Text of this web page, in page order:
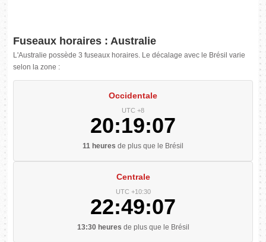
Fuseaux horaires : Australie
L'Australie possède 3 fuseaux horaires. Le décalage avec le Brésil varie
selon la zone :
Occidentale
UTC +8
20:19:08
11 heures de plus que le Brésil
Centrale
UTC +10:30
22:49:08
13:30 heures de plus que le Brésil